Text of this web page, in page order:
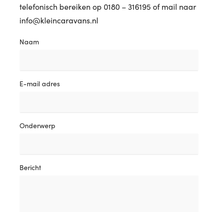
telefonisch bereiken op 0180 – 316195 of mail naar
info@kleincaravans.nl
Naam
E-mail adres
Onderwerp
Bericht